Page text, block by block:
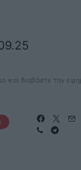
και διαβάστε την